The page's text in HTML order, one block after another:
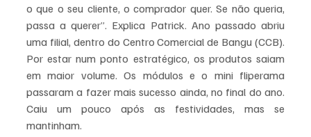
o que o seu cliente, o comprador quer. Se não queria,
passa a querer”. Explica Patrick. Ano passado abriu
uma filial, dentro do Centro Comercial de Bangu (CCB).
Por estar num ponto estratégico, os produtos saiam
em maior volume. Os módulos e o mini fliperama
passaram a fazer mais sucesso ainda, no final do ano.
Caiu um pouco após as festividades, mas se
mantinham.